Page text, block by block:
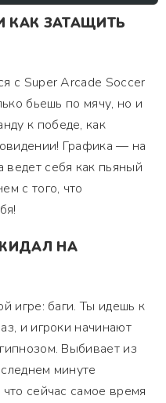
КАК ЗАТАЩИТЬ
с Super Arcade Soccer
бьешь по мячу, но и
к победе, как
Графика — на
ведет себя как пьяный
с того, что
НА
игре: баги. Ты идешь к
и игроки начинают
Выбивает из
минуте
сейчас самое время